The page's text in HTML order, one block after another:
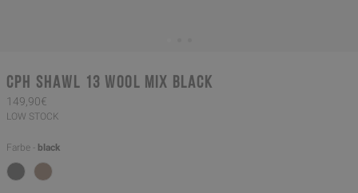
CPH SHAWL 13 wool mix black
149,90€
LOW STOCK
Farbe - black